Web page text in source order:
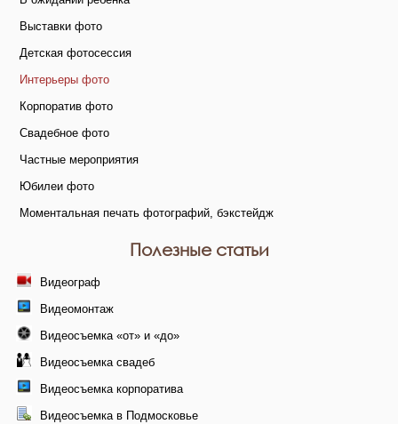
Выставки фото
Детская фотосессия
Интерьеры фото
Корпоратив фото
Свадебное фото
Частные мероприятия
Юбилеи фото
Моментальная печать фотографий, бэкстейдж
Полезные статьи
Видеограф
Видеомонтаж
Видеосъемка «от» и «до»
Видеосъемка свадеб
Видеосъемка корпоратива
Видеосъемка в Подмосковье